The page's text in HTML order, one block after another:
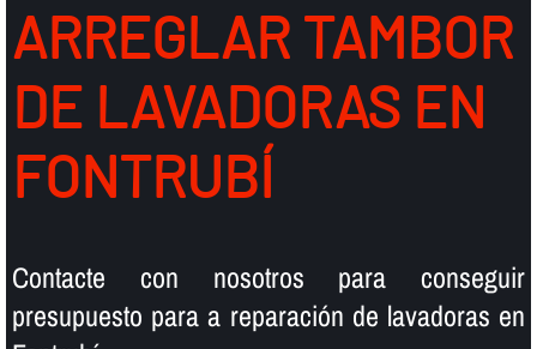
ARREGLAR TAMBOR
DE LAVADORAS EN
FONTRUBÍ
Contacte con nosotros para conseguir
presupuesto para a reparación de lavadoras en